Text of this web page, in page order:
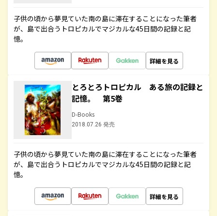
子供の頃から夢見ていた南の島に滞在することになった筆者
が、島で出合うトロピカルでマジカルな45日間の記録と記
憶。
詳細を見る
とろとろトロピカル ある旅の記録と
記憶。 第5巻
D-Books
2018.07.26 発売
子供の頃から夢見ていた南の島に滞在することになった筆者
が、島で出合うトロピカルでマジカルな45日間の記録と記
憶。
詳細を見る